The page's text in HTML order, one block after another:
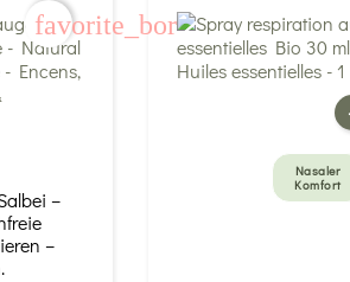
–
–
favorite_border
Nasaler
Komfort